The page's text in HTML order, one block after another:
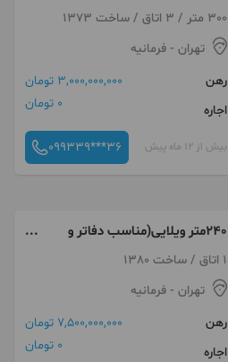
300 متر / 3 اتاق / ساخت 1373
تهران - فرمانیه
رهن
3,000,000,000 تومان
اجاره
0 تومان
بیش از 12 ماه پیش 099339***36
۲۴۰متر ویلایی(مناسب دفاتر و
مزون)سالن فلت فرمانیه1 اتاق / ساخت 1380
تهران - فرمانیه
رهن
7,500,000,000 تومان
اجاره
0 تومان